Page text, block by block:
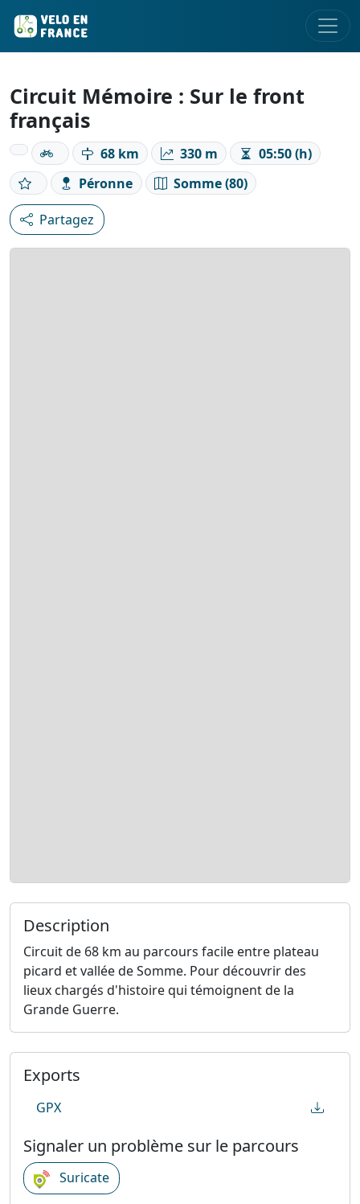
Circuit Mémoire : Sur le front
français
68 km 330 m
05:50 (h)
Péronne
Somme (80)
Partagez
Description
Circuit de 68 km au parcours facile entre plateau
picard et vallée de Somme. Pour découvrir des
lieux chargés d'histoire qui témoignent de la
Grande Guerre.
Exports
GPX
Signaler un problème sur le parcours
Suricate